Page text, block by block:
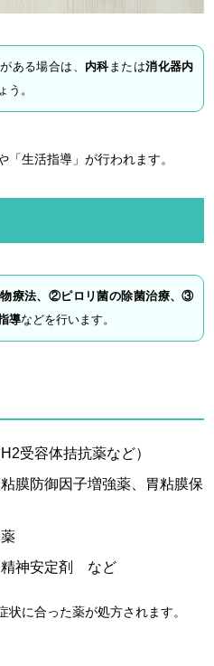
ある場合は、 内科または消化器内
う。
生活指導」が行われます。
療法、②ピロリ菌の除菌治療、③
導などを行います。
受容体拮抗薬など）
膜防御因子増強薬、胃粘膜保
精神安定剤 など
に合った薬が処方されます。